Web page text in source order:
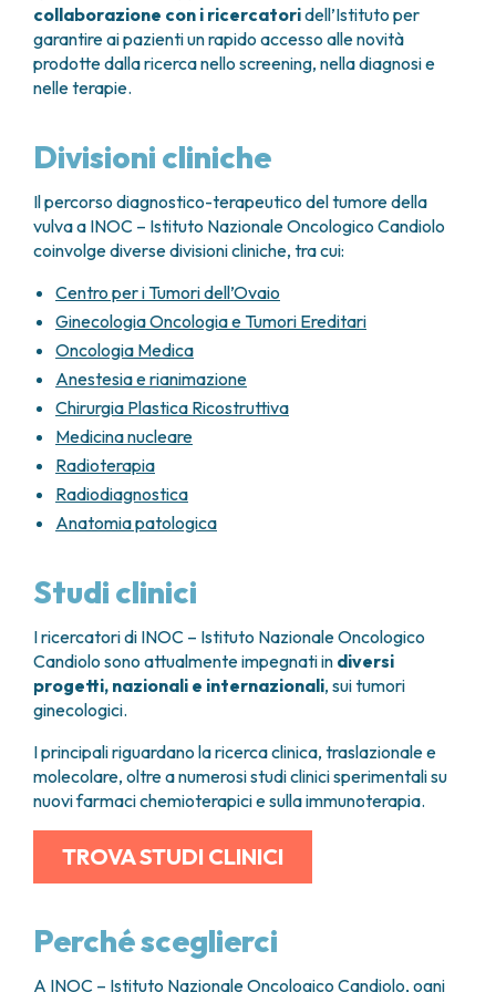
collaborazione con i ricercatoridell’Istituto per
garantire ai pazienti un rapido accesso alle novità
prodotte dalla ricerca nello screening, nella diagnosi e
nelle terapie.
Divisioni cliniche
Il percorso diagnostico-terapeutico del tumore della
vulva a INOC – Istituto Nazionale Oncologico Candiolo
coinvolge diverse divisioni cliniche, tra cui:
Centro per i Tumori dell’Ovaio
Ginecologia Oncologia e Tumori Ereditari
Oncologia Medica
Anestesia e rianimazione
Chirurgia Plastica Ricostruttiva
Medicina nucleare
Radioterapia
Radiodiagnostica
Anatomia patologica
Studi clinici
I ricercatori di INOC – Istituto Nazionale Oncologico
Candiolo sono attualmente impegnati in diversi
progetti, nazionali e internazionali, sui tumori
ginecologici.
I principali riguardano la ricerca clinica, traslazionale e
molecolare, oltre a numerosi studi clinici sperimentali su
nuovi farmaci chemioterapici e sulla immunoterapia.
TROVA STUDI CLINICI
Perché sceglierci
A INOC – Istituto Nazionale Oncologico Candiolo, ogni